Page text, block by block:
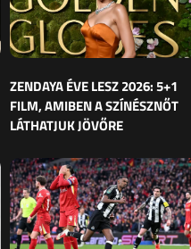
ZENDAYA ÉVE LESZ 2026: 5+1
FILM, AMIBEN A SZÍNÉSZNŐT
LÁTHATJUK JÖVŐRE